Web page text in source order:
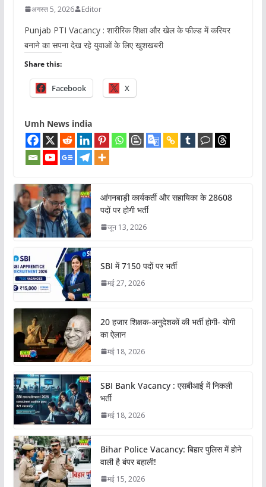
अगस्त 5, 2026 Editor
Punjab PTI Vacancy : शारीरिक शिक्षा और खेल के फील्ड में करियर
बनाने का सपना देख रहे युवाओं के लिए खुशखबरी
Share this:
Facebook X
Umh News india
आंगनबाड़ी कार्यकर्ती और सहायिका के 28608
पदों पर होगी भर्ती
जून 13, 2026
SBI में 7150 पदों पर भर्ती
मई 27, 2026
20 हजार शिक्षक-अनुदेशकों की भर्ती होगी- योगी
का ऐलान
मई 18, 2026
SBI Bank Vacancy : एसबीआई में निकली
भर्ती
मई 18, 2026
Bihar Police Vacancy: बिहार पुलिस में होने
वाली है बंपर बहाली!
मई 15, 2026